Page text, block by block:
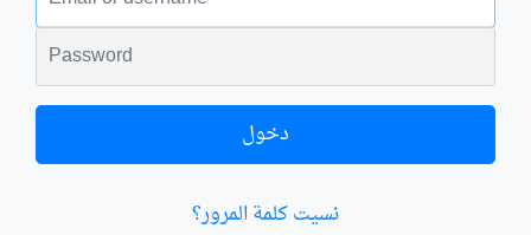
الكلمة السرية
دخول
نسيت كلمة المرور؟